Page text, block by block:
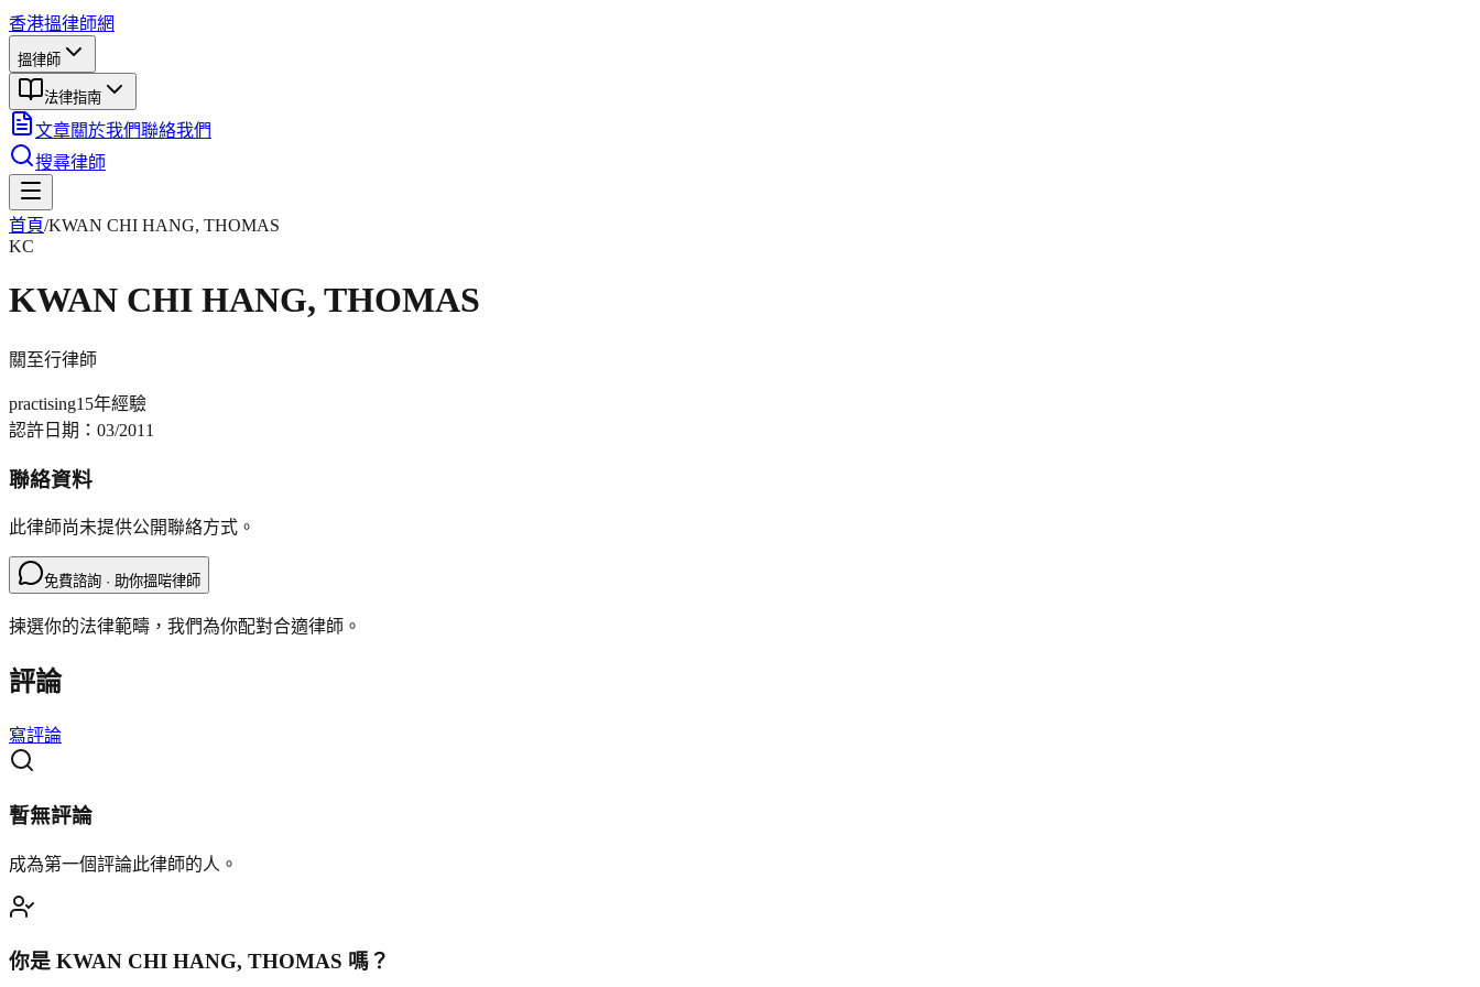
香港搵律師網
搵律師
法律指南
文章關於我們聯絡我們
搜尋律師
首頁/KWAN CHI HANG, THOMAS
KC
KWAN CHI HANG, THOMAS
關至行律師
practising15年經驗
認許日期： 03/2011
聯絡資料
此律師尚未提供公開聯絡方式。
免費諮詢 · 助你搵啱律師
揀選你的法律範疇，我們為你配對合適律師。
評論
寫評論
暫無評論
成為第一個評論此律師的人。
你是 KWAN CHI HANG, THOMAS 嗎？